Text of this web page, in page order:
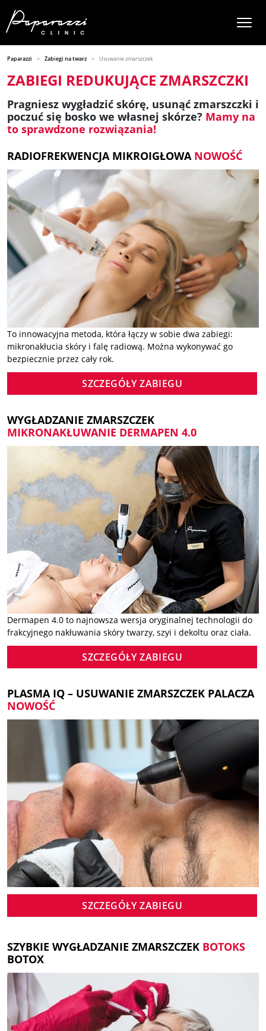
Paparazzi Zabiegi na twarz Usuwanie zmarszczek
ZABIEGI REDUKUJĄCE ZMARSZCZKI
Pragniesz wygładzić skórę, usunąć zmarszczki i
poczuć się bosko we własnej skórze? Mamy na
to sprawdzone rozwiązania!
RADIOFREKWENCJA MIKROIGŁOWA NOWOŚĆ
To innowacyjna metoda, która łączy w sobie dwa zabiegi:
mikronakłucia skóry i falę radiową. Można wykonywać go
bezpiecznie przez cały rok.
SZCZEGÓŁY ZABIEGU
WYGŁADZANIE ZMARSZCZEK
MIKRONAKŁUWANIE DERMAPEN 4.0
Dermapen 4.0 to najnowsza wersja oryginalnej technologii do
frakcyjnego nakłuwania skóry twarzy, szyi i dekoltu oraz ciała.
SZCZEGÓŁY ZABIEGU
PLASMA IQ – USUWANIE ZMARSZCZEK PALACZA
NOWOŚĆ
SZCZEGÓŁY ZABIEGU
SZYBKIE WYGŁADZANIE ZMARSZCZEK BOTOKS
BOTOX